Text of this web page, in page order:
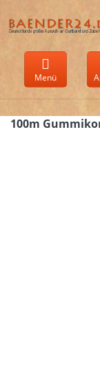
Menü
100m